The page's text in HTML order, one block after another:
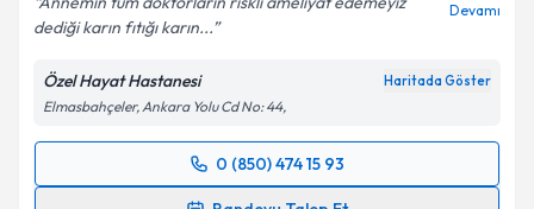
dediği karın fıtığı karın...
Devamı
Özel Hayat Hastanesi Haritada Göster
Elmasbahçeler, Ankara Yolu Cd No: 44,
0 (850) 474 15 93
Randevu Takvimi Talebi